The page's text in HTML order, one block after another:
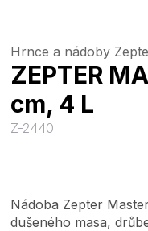
Hrnce a nádoby
ZEPTER
cm, 4 L
Z-2440
Nádoba Zepter
dušeného masa,